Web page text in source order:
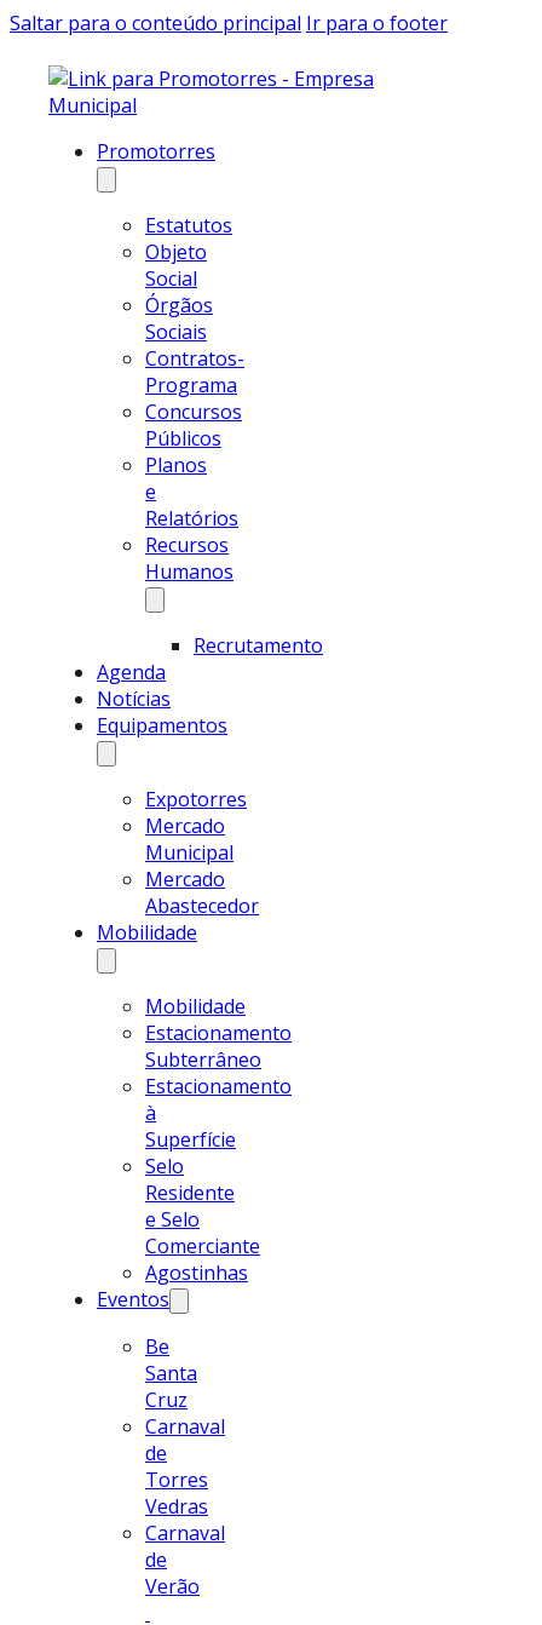
Saltar para o conteúdo principal Ir para o footer
Promotorres
Estatutos
Objeto
Social
Órgãos
Sociais
Contratos-
Programa
Concursos
Públicos
Planos
e
Relatórios
Recursos
Humanos
Recrutamento
Agenda
Notícias
Equipamentos
Expotorres
Mercado
Municipal
Mercado
Abastecedor
Mobilidade
Mobilidade
Estacionamento
Subterrâneo
Estacionamento
à
Superfície
Selo
Residente
e Selo
Comerciante
Agostinhas
Eventos
Be
Santa
Cruz
Carnaval
de
Torres
Vedras
Carnaval
de
Verão